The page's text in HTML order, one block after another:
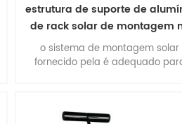
estrutura de suporte de
de rack solar de montagem
solo
o sistema de montagem solar
fornecido pela é adequado
flexibilidade de construção,